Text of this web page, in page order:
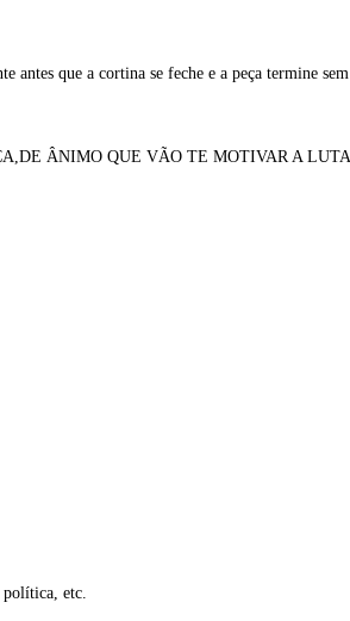
que a cortina se feche e a peça termine
ÂNIMO QUE VÃO TE MOTIVAR A
etc.